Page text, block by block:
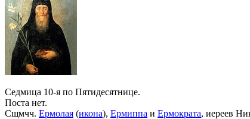
Седмица 10-я по Пятидесятнице.
Поста нет.
Сщмчч. Ермолая (икона), Ермиппа и Ермократа, иереев